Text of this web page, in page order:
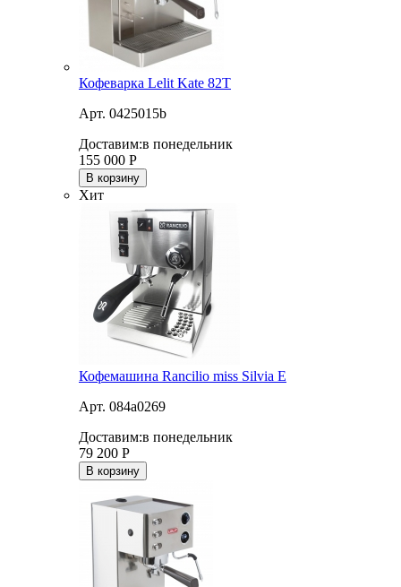
Кофеварка Lelit Kate 82T
Арт. 0425015b
Доставим:в понедельник
155 000 Р
В корзину
Хит
Кофемашина Rancilio miss Silvia E
Арт. 084a0269
Доставим:в понедельник
79 200 Р
В корзину